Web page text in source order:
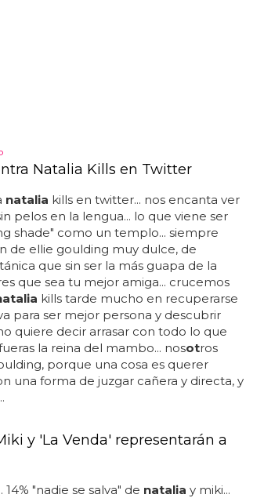
Natalia Kills en Twitter
natalia kills en twitter... nos encanta ver
pelos en la lengua... lo que viene ser
shade" como un templo... siempre
de ellie goulding muy dulce, de
que sin ser la más guapa de la
que sea tu mejor amiga... crucemos
kills tarde mucho en recuperarse
para ser mejor persona y descubrir
quiere decir arrasar con todo lo que
la reina del mambo... nosotros
porque una cosa es querer
una forma de juzgar cañera y directa, y
y 'La Venda' representarán a
14% "nadie se salva" de natalia y miki...